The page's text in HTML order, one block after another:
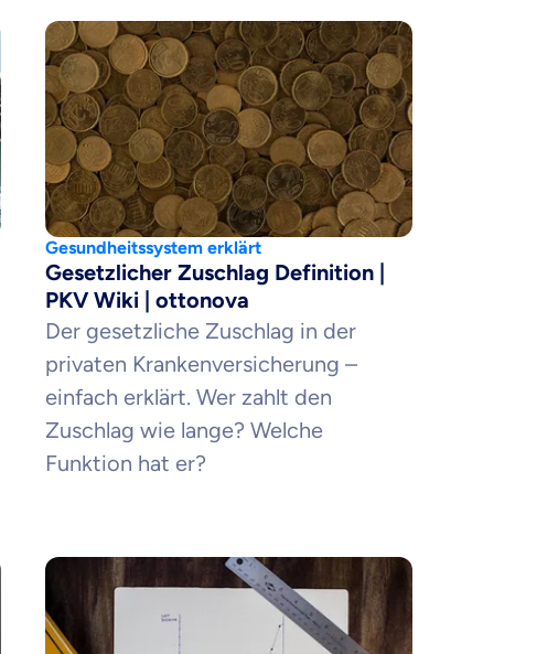
Gesundheitssystem erklärt
Gesetzlicher Zuschlag Definition |
PKV Wiki | ottonova
Der gesetzliche Zuschlag in der
privaten Krankenversicherung –
einfach erklärt. Wer zahlt den
Zuschlag wie lange? Welche
Funktion hat er?